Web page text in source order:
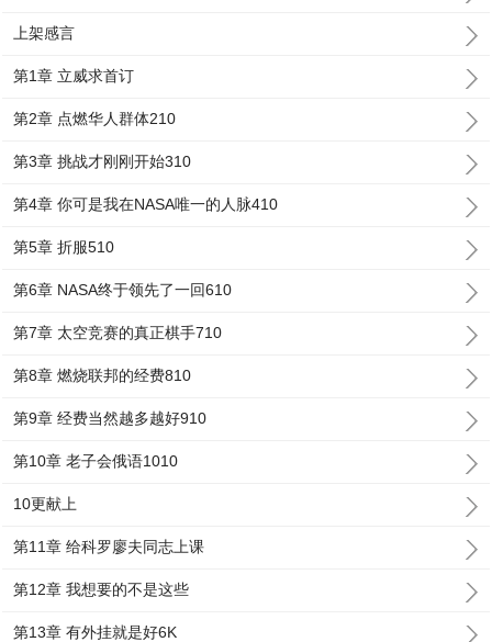
上架感言
第1章 立威求首订
第2章 点燃华人群体210
第3章 挑战才刚刚开始310
第4章 你可是我在NASA唯一的人脉410
第5章 折服510
第6章 NASA终于领先了一回610
第7章 太空竞赛的真正棋手710
第8章 燃烧联邦的经费810
第9章 经费当然越多越好910
第10章 老子会俄语1010
10更献上
第11章 给科罗廖夫同志上课
第12章 我想要的不是这些
第13章 有外挂就是好6K